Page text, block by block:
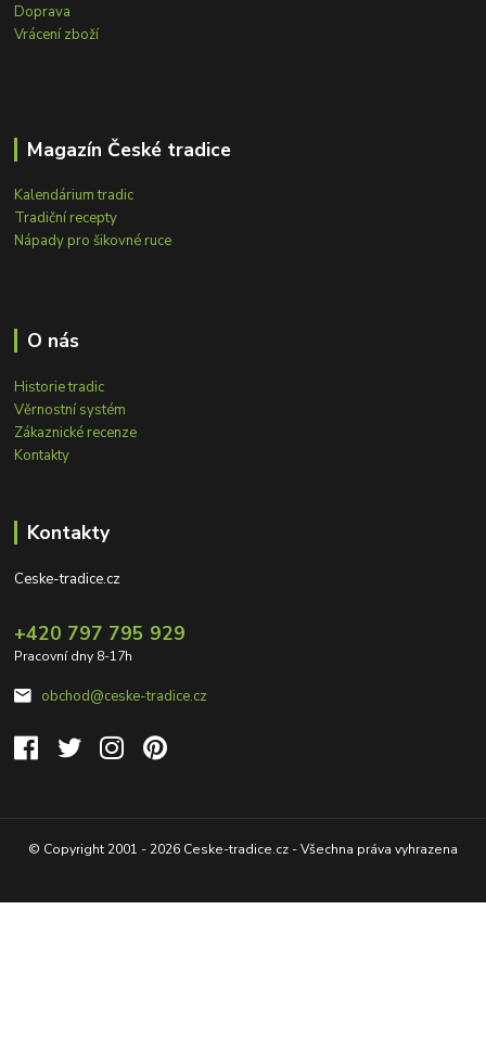
Doprava
Vrácení zboží
Magazín České tradice
Kalendárium tradic
Tradiční recepty
Nápady pro šikovné ruce
O nás
Historie tradic
Věrnostní systém
Zákaznické recenze
Kontakty
Kontakty
Ceske-tradice.cz
+420 797 795 929
Pracovní dny 8-17h
obchod@ceske-tradice.cz
© Copyright 2001 - 2026 Ceske-tradice.cz - Všechna práva vyhrazena